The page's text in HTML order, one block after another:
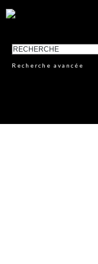
Recherche avancée